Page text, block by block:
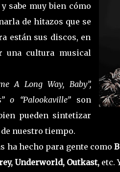
sabe muy bien cómo
de hitazos que se
están sus discos, en
una cultura musical
A Long Way, Baby”,
o “Palookaville” son
pueden sintetizar
nuestro tiempo.
ha hecho para gente como
Underworld, Outkast,etc.